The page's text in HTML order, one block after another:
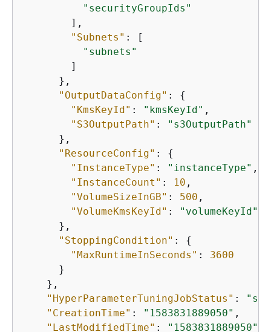
"securityGroupIds"
        ],
"Subnets" : [
"subnets"
        ]
      },
"OutputDataConfig" : {
"KmsKeyId" : "kmsKeyId" ,
"S3OutputPath" :
"s3OutputPath"
      },
"ResourceConfig" : {
"InstanceType" : "instanceType" ,
"InstanceCount" : 10 ,
"VolumeSizeInGB" : 500 ,
"VolumeKmsKeyId" :
"volumeKeyId"
      },
"StoppingCondition" : {
"MaxRuntimeInSeconds" : 3600
      }
    },
"HyperParameterTuningJobStatus" :
"CreationTime" : "1583831889050" ,
"LastModifiedTime" : "1583831889050"